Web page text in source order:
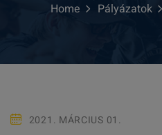
Home Pályázatok
2021. MÁRCIUS 01.